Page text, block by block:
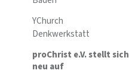
YChurch
Denkwerkstatt
proChrist e.V. stellt sich
neu auf